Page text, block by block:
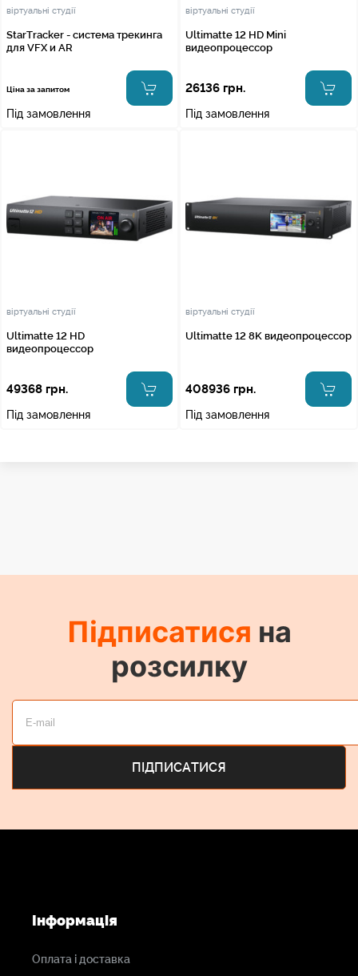
віртуальні студії
StarTracker - система трекинга
для VFX и AR
Ціна за запитом
Під замовлення
віртуальні студії
Ultimatte 12 HD Mini
видеопроцессор
26136 грн.
Під замовлення
віртуальні студії
Ultimatte 12 HD
видеопроцессор
49368 грн.
Під замовлення
віртуальні студії
Ultimatte 12 8K видеопроцессор
408936 грн.
Під замовлення
Підписатися на
розсилку
Інформація
Оплата і доставка